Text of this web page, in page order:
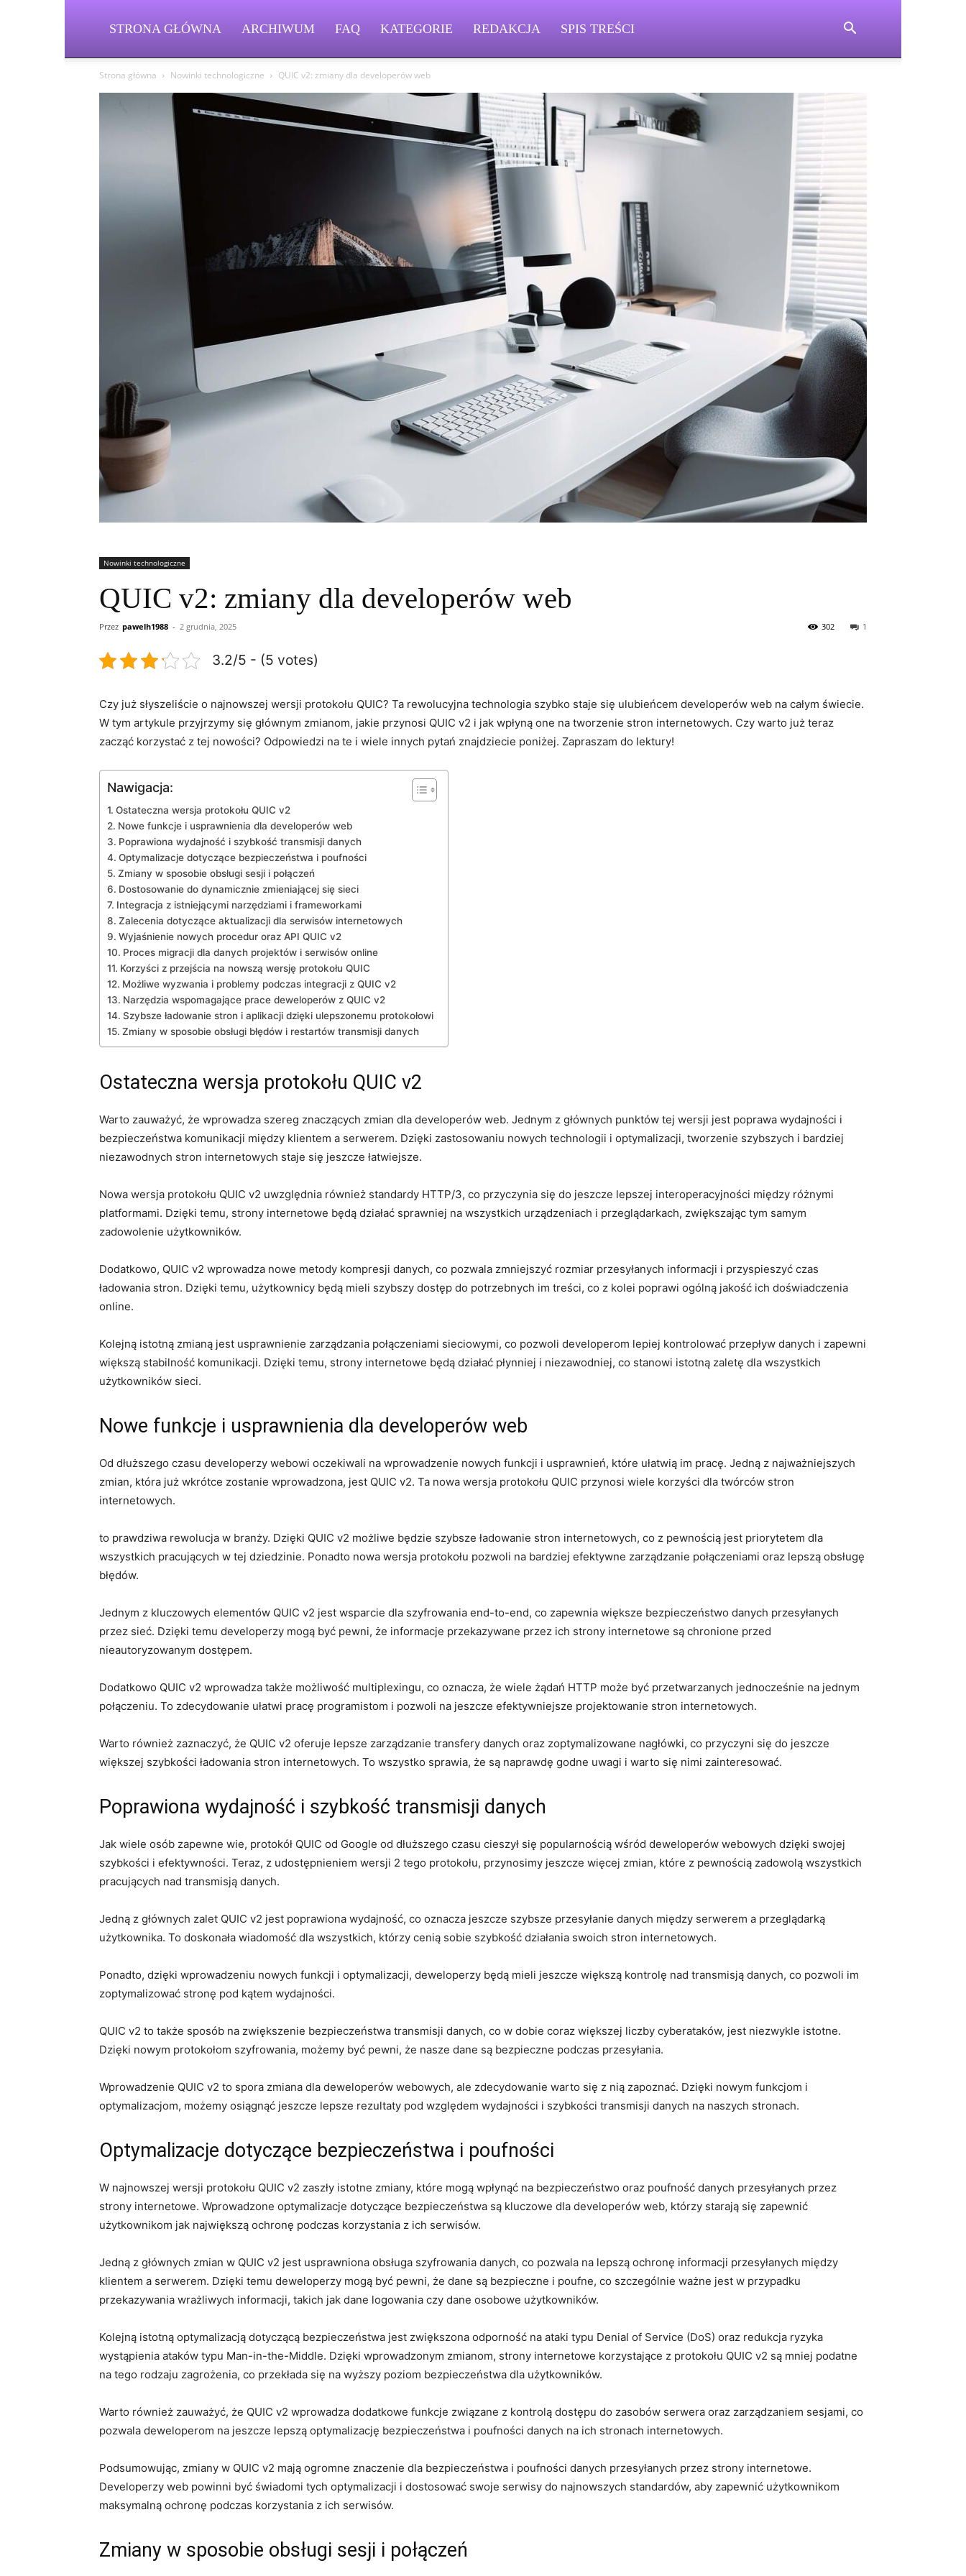
STRONA GŁÓWNA ARCHIWUM FAQ KATEGORIE REDAKCJA SPIS TREŚCI
Strona główna Nowinki technologiczne QUIC v2: zmiany dla developerów web
Nowinki technologiczne
QUIC v2: zmiany dla developerów web
Przez pawelh1988 - 2 grudnia, 2025 1
302
3.2/5 - (5 votes)
Czy już słyszeliście o najnowszej wersji ⁢protokołu QUIC? Ta rewolucyjna⁢ technologia⁤ szybko ⁢staje się ulubieńcem developerów​ web ⁢na całym świecie.‌
W​ tym artykule przyjrzymy się głównym zmianom, jakie przynosi ⁢QUIC v2 i jak wpłyną one ⁤na tworzenie stron​ internetowych. Czy ‍warto ‌już teraz
zacząć ​korzystać ‍z ‍tej nowości? Odpowiedzi na te i wiele ⁣innych pytań znajdziecie poniżej. Zapraszam do⁢ lektury!
Nawigacja:
Ostateczna wersja protokołu QUIC v2
Nowe‍ funkcje⁢ i ‌usprawnienia dla developerów web
Poprawiona wydajność i ‌szybkość transmisji danych
Optymalizacje dotyczące‍ bezpieczeństwa i poufności
Zmiany w sposobie⁢ obsługi⁢ sesji i połączeń
Dostosowanie do dynamicznie⁢ zmieniającej się sieci
Integracja​ z istniejącymi narzędziami i ‍frameworkami
Zalecenia dotyczące aktualizacji dla serwisów internetowych
Wyjaśnienie ⁤nowych procedur oraz API QUIC v2
Proces ⁣migracji​ dla danych projektów i serwisów online
Korzyści z przejścia na nowszą‍ wersję‌ protokołu⁤ QUIC
Możliwe wyzwania ​i problemy podczas integracji z⁤ QUIC v2
Narzędzia wspomagające prace deweloperów z QUIC v2
Szybsze ładowanie⁢ stron i ⁢aplikacji dzięki ulepszonemu protokołowi
Zmiany w⁢ sposobie⁢ obsługi błędów i restartów transmisji danych
Ostateczna wersja protokołu QUIC v2
Warto⁣ zauważyć, że wprowadza ⁤szereg znaczących zmian dla developerów web. Jednym z ‌głównych ⁤punktów tej wersji jest poprawa wydajności i
bezpieczeństwa komunikacji ⁢między klientem a serwerem. Dzięki zastosowaniu nowych⁤ technologii i ​optymalizacji, ⁣tworzenie szybszych i bardziej
niezawodnych stron ​internetowych‍ staje⁤ się jeszcze łatwiejsze.
Nowa wersja protokołu QUIC v2 uwzględnia również standardy HTTP/3, co przyczynia się do‍ jeszcze lepszej interoperacyjności między różnymi
platformami. Dzięki ⁤temu,⁣ strony internetowe​ będą działać sprawniej na wszystkich urządzeniach i przeglądarkach, zwiększając ‍tym samym⁢
zadowolenie użytkowników.
Dodatkowo, QUIC v2 wprowadza nowe metody kompresji danych, ⁤co pozwala zmniejszyć rozmiar przesyłanych informacji⁤ i przyspieszyć czas
ładowania stron. Dzięki temu, użytkownicy będą mieli szybszy dostęp do⁣ potrzebnych im ⁢treści, co z kolei poprawi ogólną jakość ​ich doświadczenia
online.
Kolejną istotną​ zmianą jest usprawnienie zarządzania połączeniami sieciowymi, co pozwoli developerom lepiej ‌kontrolować przepływ danych i ⁤zapewni
większą stabilność​ komunikacji. Dzięki temu, strony internetowe ‍będą ⁤działać płynniej i ‍niezawodniej, co stanowi istotną zaletę dla wszystkich
użytkowników sieci.
Nowe‍ funkcje⁢ i ‌usprawnienia dla developerów web
Od⁣ dłuższego czasu developerzy webowi oczekiwali na wprowadzenie nowych funkcji ⁢i usprawnień, które⁤ ułatwią im pracę. Jedną ⁣z najważniejszych
zmian, która ‌już wkrótce zostanie wprowadzona, jest QUIC v2. Ta nowa​ wersja protokołu⁤ QUIC ⁤przynosi wiele korzyści dla twórców stron
internetowych.
to prawdziwa rewolucja ⁢w branży. Dzięki QUIC v2 możliwe będzie‌ szybsze ładowanie ⁢stron ⁣internetowych,​ co z pewnością jest priorytetem dla⁤
wszystkich pracujących w ‌tej dziedzinie. Ponadto nowa wersja protokołu ⁣pozwoli na bardziej efektywne zarządzanie połączeniami ⁤oraz‍ lepszą ⁤obsługę‍
błędów.
Jednym z kluczowych elementów‌ QUIC v2 jest wsparcie dla szyfrowania ⁤end-to-end, ⁢co zapewnia większe bezpieczeństwo danych przesyłanych⁤
przez sieć. Dzięki‍ temu ⁢developerzy mogą ⁣być pewni, że informacje⁤ przekazywane przez ich strony internetowe⁢ są chronione przed
nieautoryzowanym dostępem.
Dodatkowo QUIC v2 wprowadza także możliwość multiplexingu, co oznacza, że​ wiele żądań HTTP może być​ przetwarzanych jednocześnie ⁣na‌ jednym
połączeniu. To ⁣zdecydowanie ułatwi pracę programistom i​ pozwoli na jeszcze efektywniejsze ⁣projektowanie stron internetowych.
Warto‌ również ⁤zaznaczyć, że QUIC v2 oferuje lepsze‍ zarządzanie⁢ transfery danych oraz zoptymalizowane⁢ nagłówki, co przyczyni ​się do jeszcze
większej szybkości ładowania stron ⁣internetowych. To wszystko‌ sprawia, że są naprawdę godne​ uwagi i warto się⁣ nimi zainteresować.
Poprawiona wydajność i ‌szybkość transmisji danych
Jak wiele osób zapewne​ wie, ⁤protokół QUIC ​od Google​ od dłuższego czasu⁣ cieszył się​ popularnością wśród deweloperów webowych dzięki‍ swojej
szybkości i efektywności. ‍Teraz, z udostępnieniem wersji 2 tego protokołu, przynosimy jeszcze więcej zmian, które z pewnością zadowolą wszystkich
pracujących nad transmisją danych.
Jedną z ‌głównych zalet QUIC v2 jest poprawiona wydajność,⁢ co oznacza jeszcze szybsze przesyłanie ⁢danych między serwerem ⁤a przeglądarką
użytkownika. To doskonała ‍wiadomość ⁤dla wszystkich, którzy cenią sobie szybkość działania swoich‍ stron internetowych.
Ponadto, dzięki wprowadzeniu nowych funkcji​ i optymalizacji, deweloperzy będą mieli​ jeszcze większą kontrolę nad transmisją danych,⁤ co pozwoli im
zoptymalizować ⁢stronę pod ‌kątem wydajności.
QUIC v2 to także sposób na zwiększenie ​bezpieczeństwa transmisji danych, ‍co‍ w dobie​ coraz większej liczby cyberataków, jest niezwykle istotne.‌
Dzięki nowym ‌protokołom szyfrowania, możemy być pewni, że nasze‌ dane ⁣są bezpieczne podczas przesyłania.
Wprowadzenie​ QUIC v2⁢ to​ spora zmiana dla deweloperów webowych, ale zdecydowanie⁣ warto się ⁤z nią‌ zapoznać. ​Dzięki nowym funkcjom i
optymalizacjom, możemy osiągnąć jeszcze lepsze rezultaty pod względem wydajności⁣ i szybkości transmisji ⁣danych na naszych⁢ stronach.
Optymalizacje dotyczące‍ bezpieczeństwa i poufności
W najnowszej wersji⁤ protokołu‍ QUIC v2 ​zaszły ⁢istotne zmiany, które mogą wpłynąć na bezpieczeństwo oraz poufność danych ⁢przesyłanych przez‌
strony‌ internetowe. Wprowadzone optymalizacje dotyczące bezpieczeństwa‍ są kluczowe dla developerów web, ‍którzy starają się zapewnić
użytkownikom ⁤jak największą ochronę podczas korzystania z ich serwisów.
Jedną z⁢ głównych ⁤zmian w QUIC v2 jest usprawniona ⁢obsługa ‌szyfrowania danych,‌ co pozwala na lepszą ochronę informacji​ przesyłanych‌ między
klientem a serwerem. ⁣Dzięki ⁢temu deweloperzy mogą ⁣być ‍pewni, że dane są bezpieczne i⁤ poufne, co szczególnie ‍ważne ⁤jest w przypadku
przekazywania wrażliwych informacji, takich jak dane logowania czy dane osobowe użytkowników.
Kolejną istotną optymalizacją dotyczącą bezpieczeństwa⁢ jest zwiększona odporność na ataki typu Denial of Service (DoS) oraz⁤ redukcja⁣ ryzyka
wystąpienia ataków typu Man-in-the-Middle. ‍Dzięki⁤ wprowadzonym zmianom, strony⁣ internetowe korzystające z protokołu QUIC v2 są mniej ⁢podatne
na tego rodzaju zagrożenia, co⁣ przekłada się ‌na wyższy ⁢poziom bezpieczeństwa ⁢dla użytkowników.
Warto również‍ zauważyć, że⁤ QUIC v2 ⁣wprowadza dodatkowe ‌funkcje związane z kontrolą dostępu do zasobów ‌serwera oraz zarządzaniem ⁣sesjami,⁣ co
pozwala deweloperom ‍na ⁢jeszcze lepszą⁢ optymalizację bezpieczeństwa⁣ i poufności danych ⁢na ich stronach internetowych.
Podsumowując, zmiany w‍ QUIC v2 mają ogromne znaczenie dla bezpieczeństwa ⁤i ‍poufności ⁢danych przesyłanych przez ​strony internetowe.
Developerzy web powinni być świadomi ⁢tych optymalizacji i ‍dostosować​ swoje serwisy do najnowszych standardów, aby zapewnić użytkownikom
maksymalną ochronę podczas korzystania z ich serwisów.
Zmiany w sposobie⁢ obsługi⁢ sesji i połączeń